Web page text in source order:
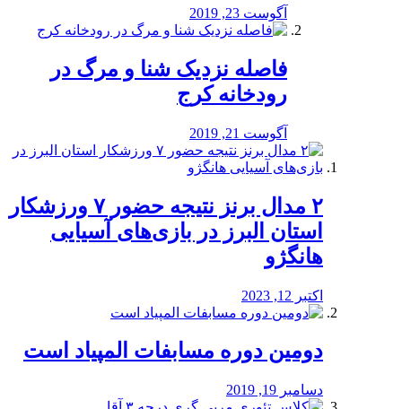
آگوست 23, 2019
️فاصله نزدیک شنا و مرگ در
رودخانه کرج
آگوست 21, 2019
۲ مدال برنز نتیجه حضور ۷ ورزشکار
استان البرز در بازی‌های آسیایی
هانگژو
اکتبر 12, 2023
دومین دوره مسابفات المپیاد است
دسامبر 19, 2019